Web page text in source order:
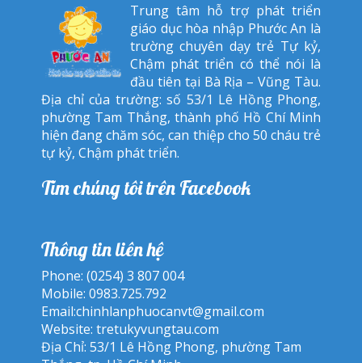
Trung tâm hỗ trợ phát triển
giáo dục hòa nhập Phước An là
trường chuyên dạy trẻ Tự kỷ,
Chậm phát triển có thể nói là
đầu tiên tại Bà Rịa – Vũng Tàu.
Địa chỉ của trường: số 53/1 Lê Hồng Phong,
phường Tam Thắng, thành phố Hồ Chí Minh
hiện đang chăm sóc, can thiệp cho 50 cháu trẻ
tự kỷ, Chậm phát triển.
Tìm chúng tôi trên Facebook
Thông tin liên hệ
Phone: (0254) 3 807 004
Mobile: 0983.725.792
Email:chinhlanphuocanvt@gmail.com
Website: tretukyvungtau.com
Địa Chỉ: 53/1 Lê Hồng Phong, phường Tam